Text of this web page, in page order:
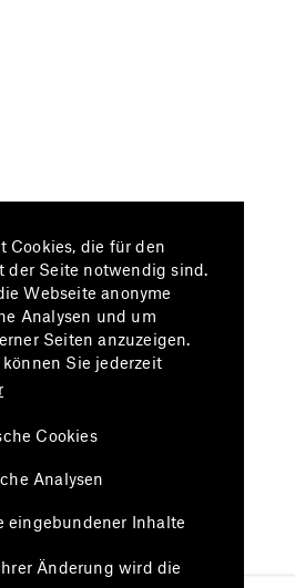
Cookies, die für den
der Seite notwendig sind.
Webseite anonyme
Analysen und um
Seiten anzuzeigen.
Sie jederzeit
Cookies
Analysen
eingebundener Inhalte
Änderung wird die